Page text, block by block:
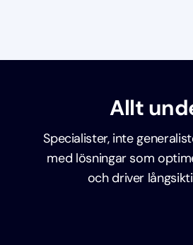
Allt
Specialister, inte
med lösningar som
och driver